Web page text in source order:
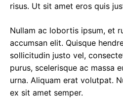
risus. Ut sit amet eros quis
Nullam ac lobortis ipsum, et
accumsan elit. Quisque
sollicitudin justo vel,
purus, scelerisque ac massa
urna. Aliquam erat volutpat.
ex sit amet semper.